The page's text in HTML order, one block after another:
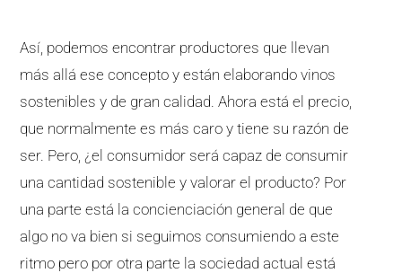
Así, podemos encontrar productores que llevan
más allá ese concepto y están elaborando vinos
sostenibles y de gran calidad. Ahora está el precio,
que normalmente es más caro y tiene su razón de
ser. Pero, ¿el consumidor será capaz de consumir
una cantidad sostenible y valorar el producto? Por
una parte está la concienciación general de que
algo no va bien si seguimos consumiendo a este
ritmo pero por otra parte la sociedad actual está